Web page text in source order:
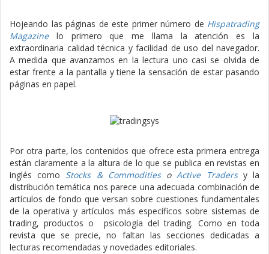
Hojeando las páginas de este primer número de Hispatrading
Magazinelo primero que me llama la atención es la
extraordinaria calidad técnica y facilidad de uso del navegador.
A medida que avanzamos en la lectura uno casi se olvida de
estar frente a la pantalla y tiene la sensación de estar pasando
páginas en papel.
Por otra parte, los contenidos que ofrece esta primera entrega
están claramente a la altura de lo que se publica en revistas en
inglés como Stocks & CommoditiesoActive Tradersy la
distribución temática nos parece una adecuada combinación de
artículos de fondo que versan sobre cuestiones fundamentales
de la operativa y artículos más específicos sobre sistemas de
trading, productos o psicología del trading. Como en toda
revista que se precie, no faltan las secciones dedicadas a
lecturas recomendadas y novedades editoriales.